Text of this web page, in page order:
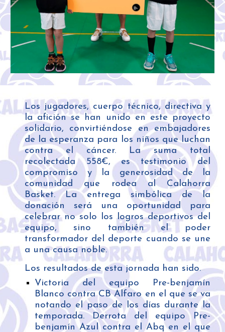
Los jugadores, cuerpo técnico, directiva y
la afición se han unido en este proyecto
solidario, convirtiéndose en embajadores
de la esperanza para los niños que luchan
contra el cáncer. La suma total
recolectada 558€, es testimonio del
compromiso y la generosidad de la
comunidad que rodea al Calahorra
Basket. La entrega simbólica de la
donación será una oportunidad para
celebrar no solo los logros deportivos del
equipo, sino también el poder
transformador del deporte cuando se une
a una causa noble.
Los resultados de esta jornada han sido.
Victoria del equipo Pre-benjamín
Blanco contra CB Alfaro en el que se va
notando el paso de los días durante la
temporada. Derrota del equipo Pre-
benjamín Azul contra el Abq en el que